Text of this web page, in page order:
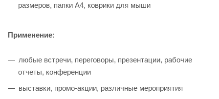
размеров, папки А4, коврики для мыши
Применение:
любые встречи, переговоры, презентации, рабочие
отчеты, конференции
выставки, промо-акции, различные мероприятия